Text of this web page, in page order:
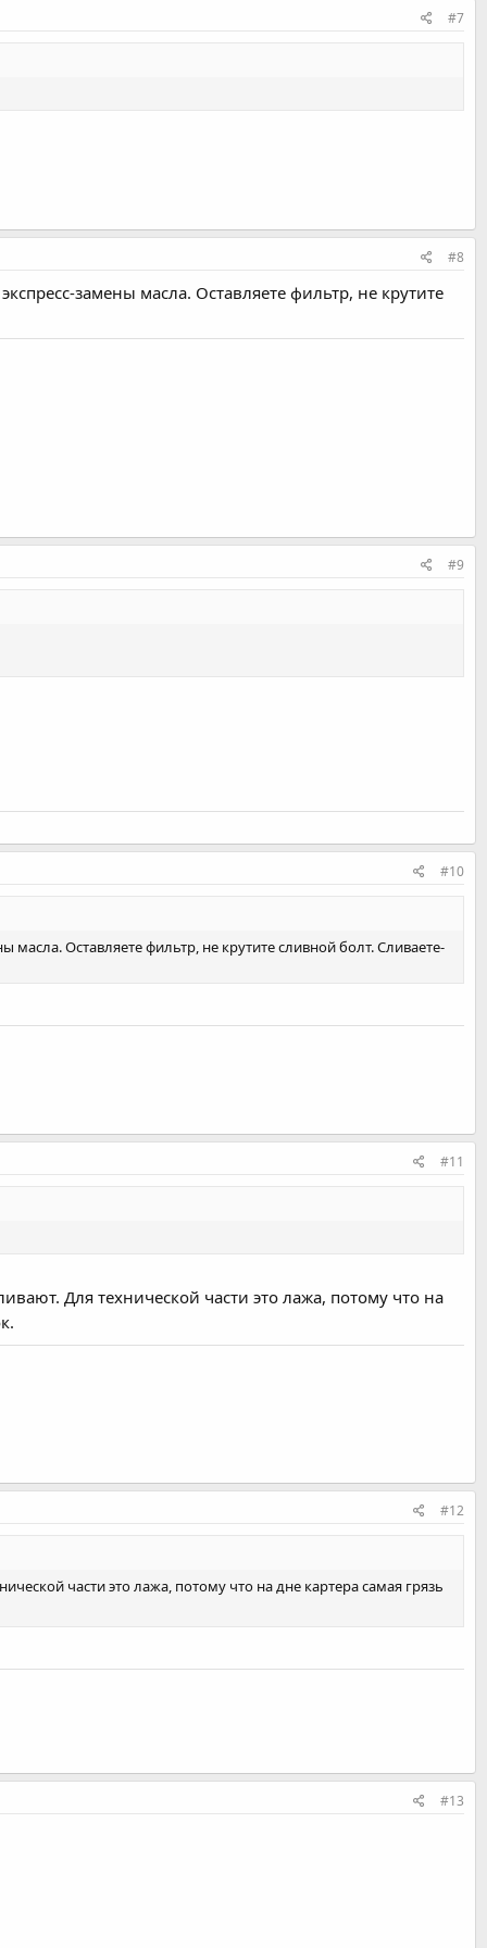
#7
#8
замены масла. Оставляете фильтр, не крутите
#9
#10
Оставляете фильтр, не крутите сливной болт. Сливаете-
#11
Для технической части это лажа, потому что на
#12
части это лажа, потому что на дне картера самая грязь
#13